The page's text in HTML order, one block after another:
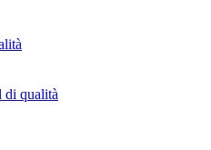
di qualità